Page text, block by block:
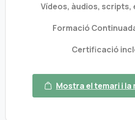
Vídeos, àudios, scripts,
Formació
Certificació
Mostra el temari i la